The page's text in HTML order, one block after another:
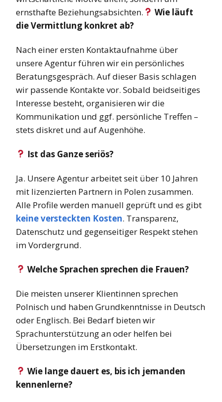
ernsthafte Beziehungsabsichten.
Wie läuft
die Vermittlung konkret ab?
Nach einer ersten Kontaktaufnahme über
unsere Agentur führen wir ein persönliches
Beratungsgespräch. Auf dieser Basis schlagen
wir passende Kontakte vor. Sobald beidseitiges
Interesse besteht, organisieren wir die
Kommunikation und ggf. persönliche Treffen –
stets diskret und auf Augenhöhe.
Ist das Ganze seriös?
Ja. Unsere Agentur arbeitet seit über 10 Jahren
mit lizenzierten Partnern in Polen zusammen.
Alle Profile werden manuell geprüft und es gibt
keine versteckten Kosten. Transparenz,
Datenschutz und gegenseitiger Respekt stehen
im Vordergrund.
Welche Sprachen sprechen die Frauen?
Die meisten unserer Klientinnen sprechen
Polnisch und haben Grundkenntnisse in Deutsch
oder Englisch. Bei Bedarf bieten wir
Sprachunterstützung an oder helfen bei
Übersetzungen im Erstkontakt.
Wie lange dauert es, bis ich jemanden
kennenlerne?